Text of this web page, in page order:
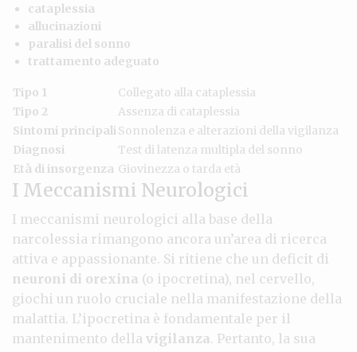
cataplessia
allucinazioni
paralisi del sonno
trattamento adeguato
Tipo 1
Collegato alla cataplessia
Tipo 2
Assenza di cataplessia
Sintomi principaliSonnolenza e alterazioni della vigilanza
Diagnosi
Test di latenza multipla del sonno
Età di insorgenza Giovinezza o tarda età
I Meccanismi Neurologici
I meccanismi neurologici alla base della
narcolessia rimangono ancora un’area di ricerca
attiva e appassionante. Si ritiene che un deficit di
neuroni di orexina (o ipocretina), nel cervello,
giochi un ruolo cruciale nella manifestazione della
malattia. L’ipocretina è fondamentale per il
mantenimento della vigilanza. Pertanto, la sua